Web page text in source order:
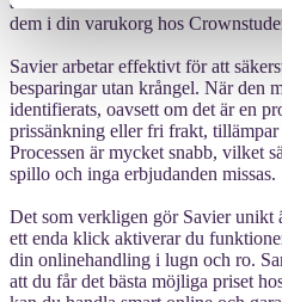
dem i din varukorg hos
Savier arbetar effektivt för att
besparingar utan krångel. När den
identifierats, oavsett om det är en
prissänkning eller fri frakt,
Processen är mycket snabb, vilket
spillo och inga erbjudanden missas.
Det som verkligen gör Savier unikt
ett enda klick aktiverar du
din onlinehandling i lugn och ro.
att du får det bästa möjliga priset